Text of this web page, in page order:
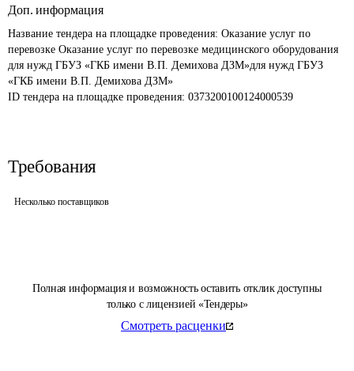
Полная информация и возможность оставить отклик доступны
только с лицензией «Тендеры»
Смотреть расценки
Доп. информация
Название тендера на площадке проведения: Оказание услуг по
перевозке Оказание услуг по перевозке медицинского оборудования
для нужд ГБУЗ «ГКБ имени В.П. Демихова ДЗМ»для нужд ГБУЗ
«ГКБ имени В.П. Демихова ДЗМ»
ID тендера на площадке проведения: 0373200100124000539
Требования
Несколько поставщиков